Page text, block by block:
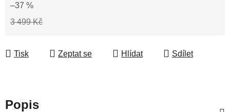
3 499 Kč
–37 %
Tisk Zeptat se Hlídat Sdílet
Popis